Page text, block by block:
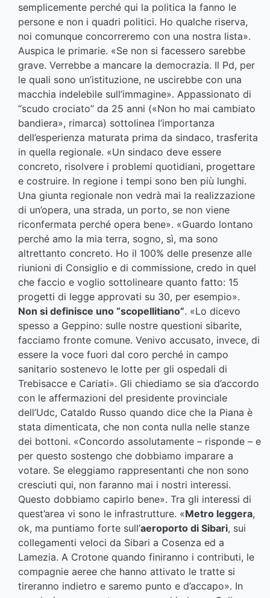
semplicemente perché qui la politica la fanno le
persone e non i quadri politici. Ho qualche riserva,
noi comunque concorreremo con una nostra lista».
Auspica le primarie. «Se non si facessero sarebbe
grave. Verrebbe a mancare la democrazia. Il Pd, per
le quali sono un’istituzione, ne uscirebbe con una
macchia indelebile sull’immagine». Appassionato di
“scudo crociato” da 25 anni («Non ho mai cambiato
bandiera», rimarca) sottolinea l’importanza
dell’esperienza maturata prima da sindaco, trasferita
in quella regionale. «Un sindaco deve essere
concreto, risolvere i problemi quotidiani, progettare
e costruire. In regione i tempi sono ben più lunghi.
Una giunta regionale non vedrà mai la realizzazione
di un’opera, una strada, un porto, se non viene
riconfermata perché opera bene». «Guardo lontano
perché amo la mia terra, sogno, sì, ma sono
altrettanto concreto. Ho il 100% delle presenze alle
riunioni di Consiglio e di commissione, credo in quel
che faccio e voglio sottolineare quanto fatto: 15
progetti di legge approvati su 30, per esempio».
Non si definisce uno “scopellitiano”. «Lo dicevo
spesso a Geppino: sulle nostre questioni sibarite,
facciamo fronte comune. Venivo accusato, invece, di
essere la voce fuori dal coro perché in campo
sanitario sostenevo le lotte per gli ospedali di
Trebisacce e Cariati». Gli chiediamo se sia d’accordo
con le affermazioni del presidente provinciale
dell’Udc, Cataldo Russo quando dice che la Piana è
stata dimenticata, che non conta nulla nelle stanze
dei bottoni. «Concordo assolutamente – risponde – e
per questo sostengo che dobbiamo imparare a
votare. Se eleggiamo rappresentanti che non sono
cresciuti qui, non faranno mai i nostri interessi.
Questo dobbiamo capirlo bene». Tra gli interessi di
quest’area vi sono le infrastrutture. «Metro leggera,
ok, ma puntiamo forte sull’aeroporto di Sibari, sui
collegamenti veloci da Sibari a Cosenza ed a
Lamezia. A Crotone quando finiranno i contributi, le
compagnie aeree che hanno attivato le tratte si
tireranno indietro e saremo punto e d’accapo». In